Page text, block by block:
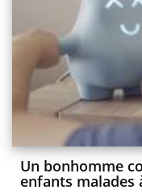
Un bonhomme
enfants